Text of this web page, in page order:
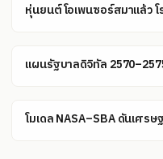
หุ่นยนต์โอเพนซอร์สมาแล้ว โ
แผนรัฐบาลดิจิทัล
โมเดล NASA–SBA ดันเศร